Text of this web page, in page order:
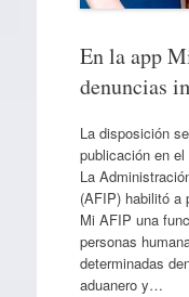
En la app
denuncias
La disposición
publicación en
La
(AFIP) habilitó a
Mi AFIP una
personas
determinadas
aduanero y…